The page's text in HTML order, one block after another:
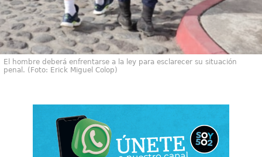
El hombre deberá enfrentarse a la ley para esclarecer su situación
penal. (Foto: Erick Miguel Colop)